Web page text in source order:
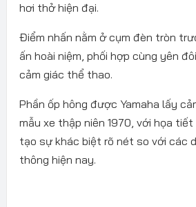
hơi thở hiện đại.
Điểm nhấn nằm ở cụm đèn tròn
ấn hoài niệm, phối hợp cùng yên
cảm giác thể thao.
Phần ốp hông được Yamaha lấy
mẫu xe thập niên 1970, với họa
tạo sự khác biệt rõ nét so với các
thông hiện nay.